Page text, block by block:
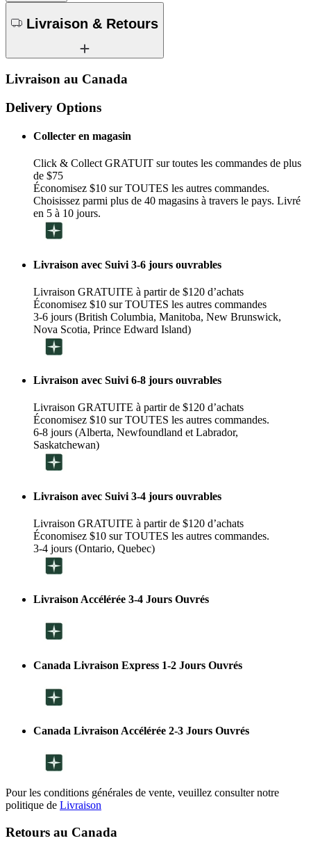
Livraison & Retours
Livraison au Canada
Delivery Options
Collecter en magasin
Click & Collect GRATUIT sur toutes les commandes de plus
de $75
Économisez $10 sur TOUTES les autres commandes.
Choisissez parmi plus de 40 magasins à travers le pays. Livré
en 5 à 10 jours.
Livraison avec Suivi 3-6 jours ouvrables
Livraison GRATUITE à partir de $120 d’achats
Économisez $10 sur TOUTES les autres commandes
3-6 jours (British Columbia, Manitoba, New Brunswick,
Nova Scotia, Prince Edward Island)
Livraison avec Suivi 6-8 jours ouvrables
Livraison GRATUITE à partir de $120 d’achats
Économisez $10 sur TOUTES les autres commandes.
6-8 jours (Alberta, Newfoundland et Labrador,
Saskatchewan)
Livraison avec Suivi 3-4 jours ouvrables
Livraison GRATUITE à partir de $120 d’achats
Économisez $10 sur TOUTES les autres commandes.
3-4 jours (Ontario, Quebec)
Livraison Accélérée 3-4 Jours Ouvrés
Canada Livraison Express 1-2 Jours Ouvrés
Canada Livraison Accélérée 2-3 Jours Ouvrés
Pour les conditions générales de vente, veuillez consulter notre
politique de Livraison
Retours au Canada